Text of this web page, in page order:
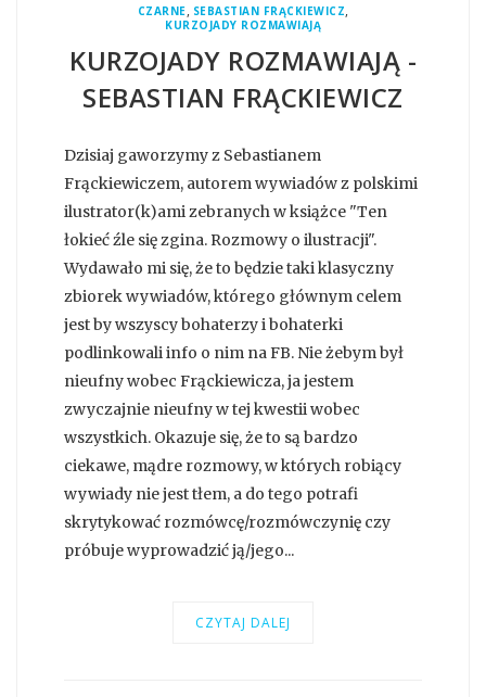
CZARNE, SEBASTIAN FRĄCKIEWICZ,
KURZOJADY ROZMAWIAJĄ
KURZOJADY ROZMAWIAJĄ -
SEBASTIAN FRĄCKIEWICZ
Dzisiaj gaworzymy z Sebastianem
Frąckiewiczem, autorem wywiadów z polskimi
ilustrator(k)ami zebranych w książce "Ten
łokieć źle się zgina. Rozmowy o ilustracji".
Wydawało mi się, że to będzie taki klasyczny
zbiorek wywiadów, którego głównym celem
jest by wszyscy bohaterzy i bohaterki
podlinkowali info o nim na FB. Nie żebym był
nieufny wobec Frąckiewicza, ja jestem
zwyczajnie nieufny w tej kwestii wobec
wszystkich. Okazuje się, że to są bardzo
ciekawe, mądre rozmowy, w których robiący
wywiady nie jest tłem, a do tego potrafi
skrytykować rozmówcę/rozmówczynię czy
próbuje wyprowadzić ją/jego...
CZYTAJ DALEJ